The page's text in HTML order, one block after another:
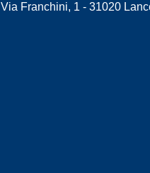
Via Franchini, 1 - 31020